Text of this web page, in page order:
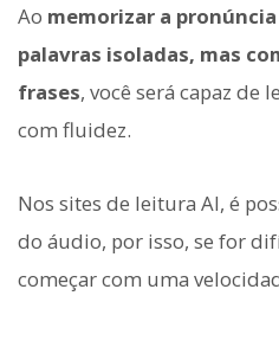
Ao memorizar a
palavras isoladas, mas
frases, você será capaz de
com fluidez.
Nos sites de leitura AI, é
do áudio, por isso, se for
começar com uma